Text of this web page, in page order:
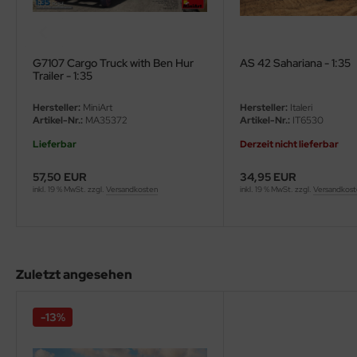
G7107 Cargo Truck with Ben Hur
Trailer - 1:35
Hersteller: MiniArt
Artikel-Nr.: MA35372
Lieferbar
57,50 EUR
inkl. 19 % MwSt. zzgl. Versandkosten
AS 42 Sahariana - 1:35
Hersteller: Italeri
Artikel-Nr.: IT6530
Derzeit nicht lieferbar
34,95 EUR
inkl. 19 % MwSt. zzgl.
Zuletzt angesehen
-13%
Wall Hobby
Models
2000
Boss
KIT
Models